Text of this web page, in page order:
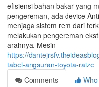
efisiensi bahan bakar yang
pengereman, ada device
menjaga sistem rem dari
melakukan pengereman
arahnya. Mesin
https://
tabel-angsuran-toyota-raize
Comments